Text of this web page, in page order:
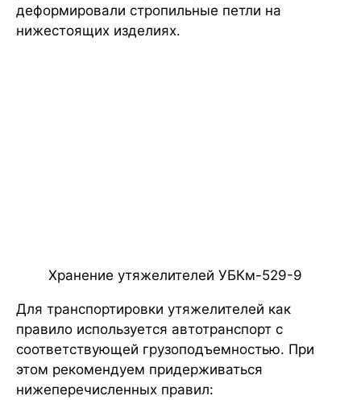
деформировали стропильные петли на
нижестоящих изделиях.
Хранение утяжелителей УБКм-529-9
Для транспортировки утяжелителей как
правило используется автотранспорт с
соответствующей грузоподъемностью. При
этом рекомендуем придерживаться
нижеперечисленных правил: